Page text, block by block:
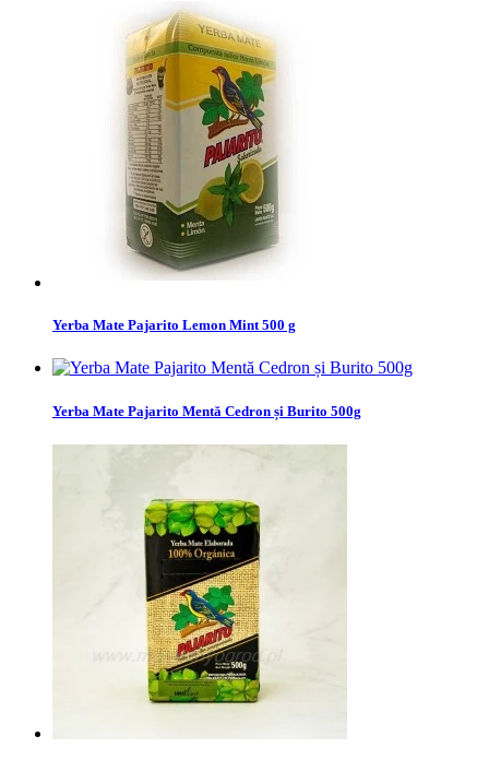
Yerba Mate Pajarito Lemon Mint 500 g
Yerba Mate Pajarito Mentă Cedron și Burito 500g